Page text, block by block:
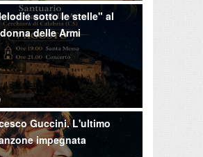
sotto le stelle" al
delle Armi
Guccini. L'ultimo
impegnata